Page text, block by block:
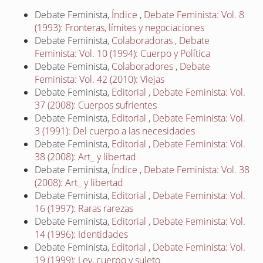
Debate Feminista, Índice , Debate Feminista: Vol. 8
(1993): Fronteras, límites y negociaciones
Debate Feminista, Colaboradoras , Debate
Feminista: Vol. 10 (1994): Cuerpo y Política
Debate Feminista, Colaboradores , Debate
Feminista: Vol. 42 (2010): Viejas
Debate Feminista, Editorial , Debate Feminista: Vol.
37 (2008): Cuerpos sufrientes
Debate Feminista, Editorial , Debate Feminista: Vol.
3 (1991): Del cuerpo a las necesidades
Debate Feminista, Editorial , Debate Feminista: Vol.
38 (2008): Art_ y libertad
Debate Feminista, Índice , Debate Feminista: Vol. 38
(2008): Art_ y libertad
Debate Feminista, Editorial , Debate Feminista: Vol.
16 (1997): Raras rarezas
Debate Feminista, Editorial , Debate Feminista: Vol.
14 (1996): Identidades
Debate Feminista, Editorial , Debate Feminista: Vol.
19 (1999): Ley, cuerpo y sujeto